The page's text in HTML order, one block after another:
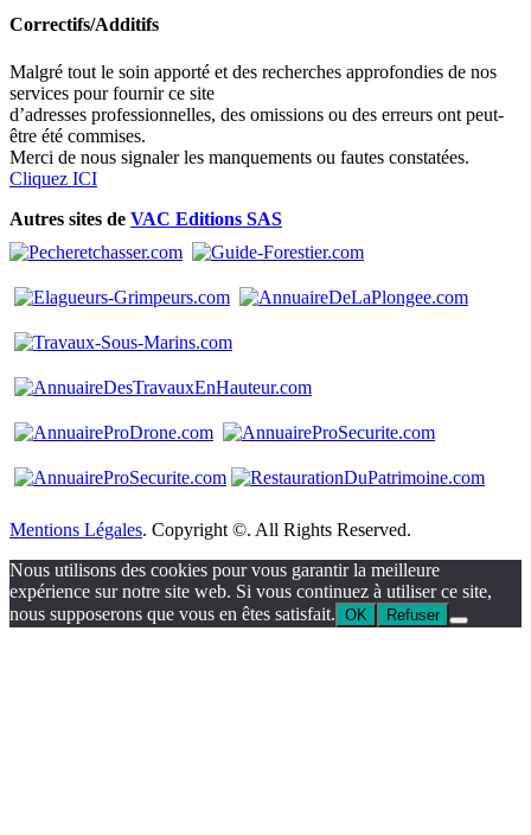
Correctifs/Additifs
Malgré tout le soin apporté et des recherches approfondies de nos
services pour fournir ce site
d’adresses professionnelles, des omissions ou des erreurs ont peut-
être été commises.
Merci de nous signaler les manquements ou fautes constatées.
Cliquez ICI
Autres sites de VAC Editions SAS
Mentions Légales. Copyright ©. All Rights Reserved.
Nous utilisons des cookies pour vous garantir la meilleure
expérience sur notre site web. Si vous continuez à utiliser ce site,
nous supposerons que vous en êtes satisfait. OK Refuser